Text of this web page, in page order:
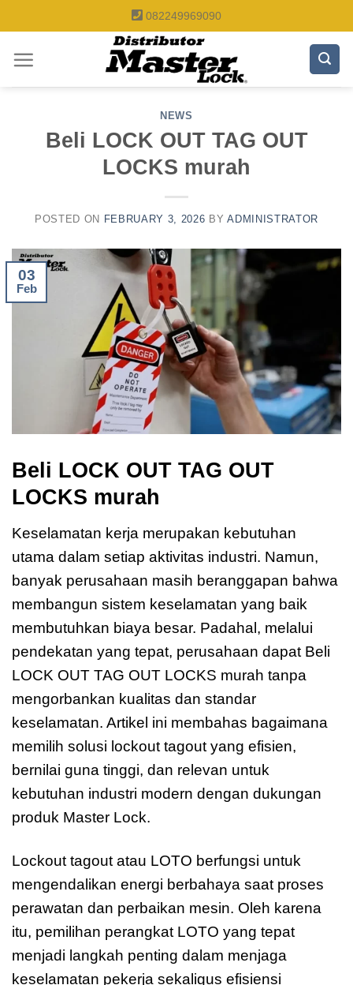
to
content
082249969090
NEWS
Beli LOCK OUT TAG OUT
LOCKS murah
POSTED ON FEBRUARY 3, 2026 BYADMINISTRATOR
03
Feb
Beli LOCK OUT TAG OUT
LOCKS murah
Keselamatan kerja merupakan kebutuhan
utama dalam setiap aktivitas industri. Namun,
banyak perusahaan masih beranggapan bahwa
membangun sistem keselamatan yang baik
membutuhkan biaya besar. Padahal, melalui
pendekatan yang tepat, perusahaan dapat Beli
LOCK OUT TAG OUT LOCKS murah tanpa
mengorbankan kualitas dan standar
keselamatan. Artikel ini membahas bagaimana
memilih solusi lockout tagout yang efisien,
bernilai guna tinggi, dan relevan untuk
kebutuhan industri modern dengan dukungan
produk Master Lock.
Lockout tagout atau LOTO berfungsi untuk
mengendalikan energi berbahaya saat proses
perawatan dan perbaikan mesin. Oleh karena
itu, pemilihan perangkat LOTO yang tepat
menjadi langkah penting dalam menjaga
keselamatan pekerja sekaligus efisiensi